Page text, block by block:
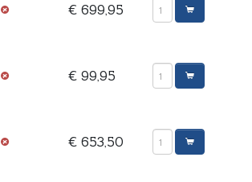
€ 699,95
€ 99,95
€ 653,50